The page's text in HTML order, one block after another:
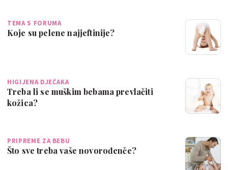
TEMA S FORUMA
Koje su pelene najjeftinije?
HIGIJENA DJEČAKA
Treba li se muškim bebama prevlačiti
kožica?
PRIPREME ZA BEBU
Što sve treba vaše novorođenče?